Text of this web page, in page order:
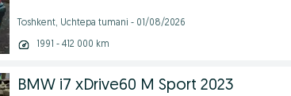
Toshkent, Uchtepa tumani - 01/08/2026
1991 - 412 000 km
BMW i7 xDrive60 M Sport 2023